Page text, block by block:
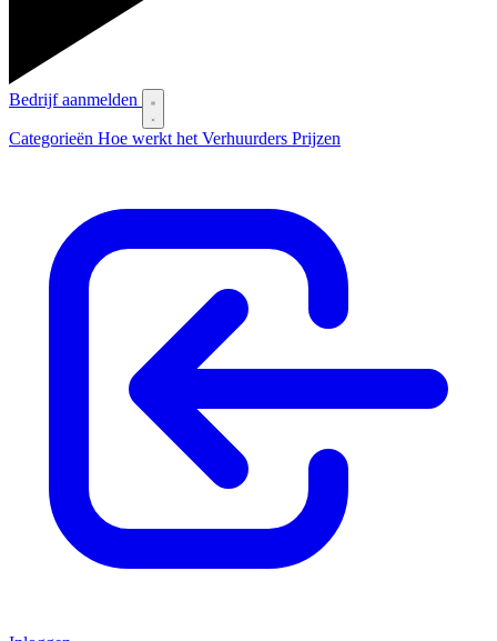
Bedrijf aanmelden
Categorieën Hoe werkt het Verhuurders Prijzen